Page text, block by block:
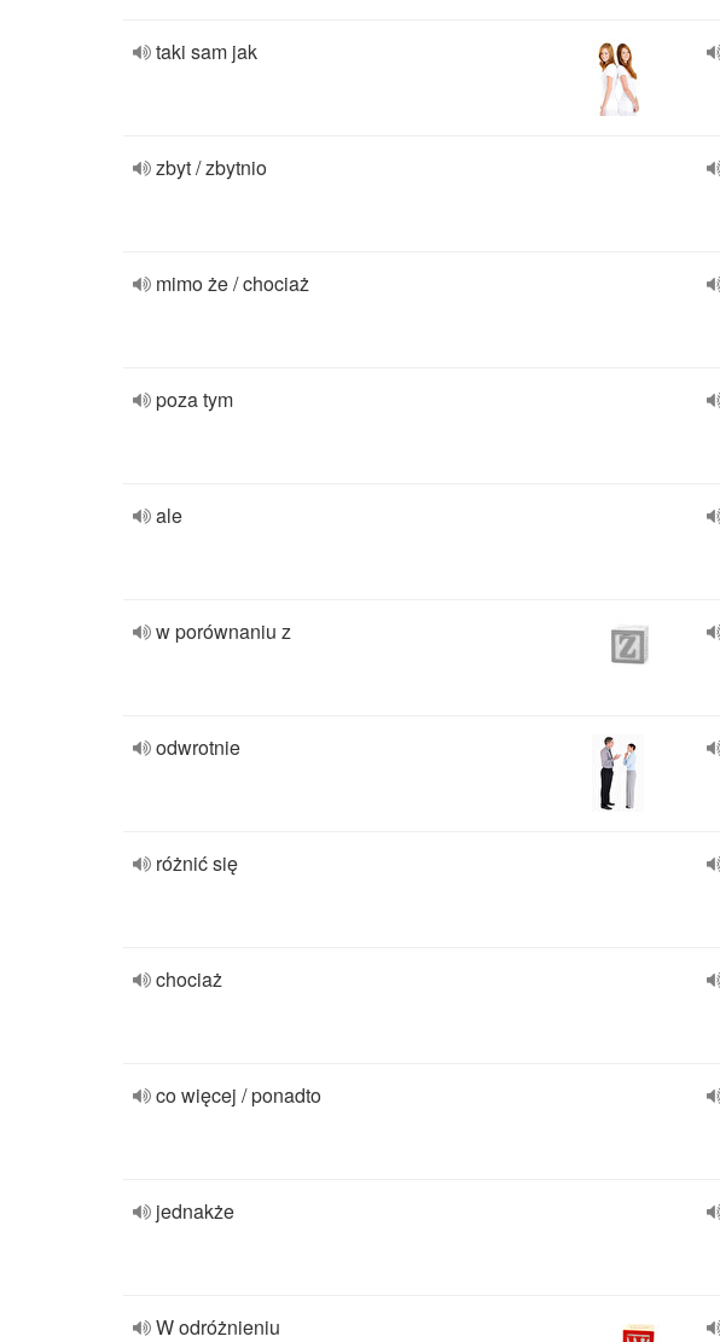
taki sam jak
zbyt / zbytnio
mimo że / chociaż
poza tym
ale
w porównaniu z
odwrotnie
różnić się
chociaż
co więcej / ponadto
jednakże
W odróżnieniu